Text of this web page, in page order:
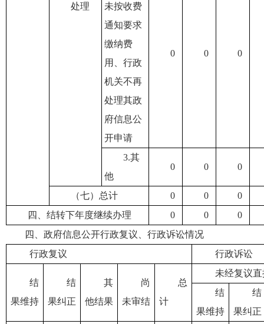
处理
未按收费
通知要求
缴纳费
用、行政
机关不再
处理其政
府信息公
开申请
0 0 0
3.其
他
0 0 0
（七）总计 0 0
0
四、结转下年度继续办理
0 0
0
四、政府信息公开行政复议、行政诉讼情况
行政复议
行政诉讼
结
果维持
结
果纠正
其
他结果
尚
未审结
总
计
未经复议
结
果维持
结
果纠正